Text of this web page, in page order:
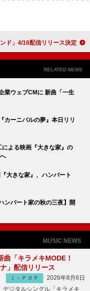
、現体制初となる新曲「ハッピーエンド」4/16配信リリース決定
RELATED NEWS
業ウェブCMに 新曲「一生
カーニバルの夢』本日リリ
よる映画『大きな家』の
大きな家』、ハンバート
ンバート家の秋の三夜】開
MUSIC NEWS
曲「キラメキMODE！
」配信リリース
Ｊ－ＰＯＰ
2026年8月6日
ジタルシングル「キラメキ